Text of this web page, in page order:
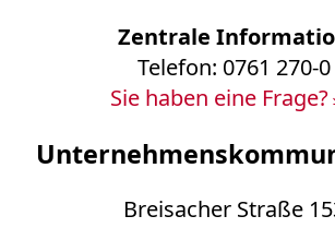
Zentrale
Telefon: 0761 270-0
Sie haben eine Frage?
Breisacher Straße